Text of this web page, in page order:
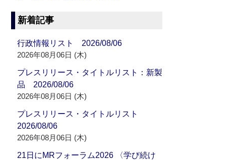
新着記事
行政情報リスト 2026/08/06
2026年08月06日 (木)
プレスリリース・タイトルリスト：新製
品 2026/08/06
2026年08月06日 (木)
プレスリリース・タイトルリスト
2026/08/06
2026年08月06日 (木)
21日にMRフォーラム2026 〈学び続け